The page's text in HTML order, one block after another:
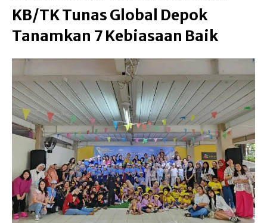
KB/TK Tunas Global Depok
Tanamkan 7 Kebiasaan Baik